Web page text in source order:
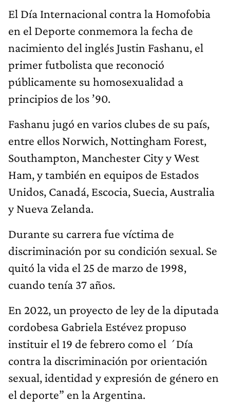
El Día Internacional contra la Homofobia
en el Deporte conmemora la fecha de
nacimiento del inglés Justin Fashanu, el
primer futbolista que reconoció
públicamente su homosexualidad a
principios de los ’90.
Fashanu jugó en varios clubes de su país,
entre ellos Norwich, Nottingham Forest,
Southampton, Manchester City y West
Ham, y también en equipos de Estados
Unidos, Canadá, Escocia, Suecia, Australia
y Nueva Zelanda.
Durante su carrera fue víctima de
discriminación por su condición sexual. Se
quitó la vida el 25 de marzo de 1998,
cuando tenía 37 años.
En 2022, un proyecto de ley de la diputada
cordobesa Gabriela Estévez propuso
instituir el 19 de febrero como el ´Día
contra la discriminación por orientación
sexual, identidad y expresión de género en
el deporte” en la Argentina.